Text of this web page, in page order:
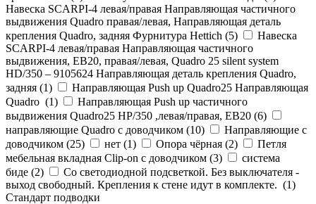
Навеска SCARPI-4 левая/правая Направляющая частичного
выдвижения Quadro правая/левая, Направляющая деталь
крепления Quadro, задняя Фурнитура Hettich (5)
Навеска
SCARPI-4 левая/правая Направляющая частичного
выдвижения, ЕВ20, правая/левая, Quadro 25 silent system
HD/350 – 9105624 Направляющая деталь крепления Quadro,
задняя (1)
Направляющая Push up Quadro25 Направляющая
Quadro (1)
Направляющая Push up частичного
выдвижения Quadro25 НР/350 ,левая/правая, ЕВ20 (6)
направляющие Quadro с доводчиком (10)
Направляющие с
доводчиком (25) нет (1) Опора чёрная (2)
Петля
мебельная вкладная Clip-on с доводчиком (3)
система
биде (2)
Со светодиодной подсветкой. Без выключателя -
выход свободный. Крепления к стене идут в комплекте. (1)
Стандарт подводки